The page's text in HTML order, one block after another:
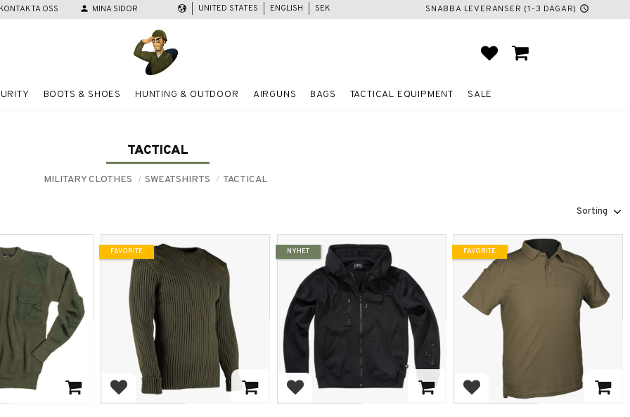
KONTAKTA OSS person MINA SIDOR SNABBA LEVERANSER (1-3 DAGAR) schedule
UNITED STATES ENGLISH SEK
FAVORITES
BASKET
BOOTS & SHOES HUNTING & OUTDOOR AIRGUNS BAGS TACTICAL EQUIPMENT SALE
TACTICAL
MILITARY CLOTHES SWEATSHIRTS TACTICAL
Select sorting method
Add to favorites
FAVORITE
Add to favorites
NYHET
Add to favorites
FAVORITE